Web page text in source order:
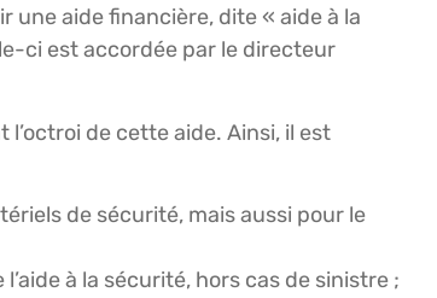
une aide financière, dite « aide à la
ci est accordée par le directeur
de cette aide. Ainsi, il est
de sécurité, mais aussi pour le
à la sécurité, hors cas de sinistre ;